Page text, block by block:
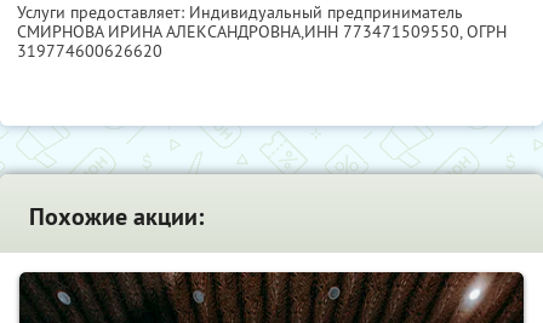
Услуги предоставляет: Индивидуальный предприниматель
СМИРНОВА ИРИНА АЛЕКСАНДРОВНА,ИНН 773471509550, ОГРН
319774600626620
Похожие акции: